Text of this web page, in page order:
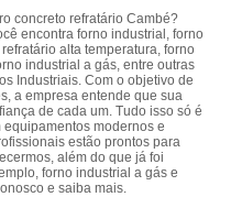
concreto refratário Cambé?
encontra forno industrial, forno
alta temperatura, forno
industrial a gás, entre outras
Industriais. Com o objetivo de
a empresa entende que sua
de cada um. Tudo isso só é
modernos e
estão prontos para
além do que já foi
forno industrial a gás e
e saiba mais.